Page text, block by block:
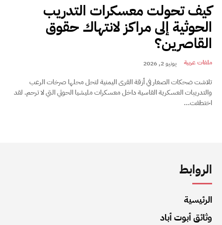
كيف تحولت معسكرات التدريب
الحوثية إلى مراكز لانتهاك حقوق
القاصرين؟
ملفات عربية يونيو 2, 2026
تلاشت ضحكات الصغار في أزقة القرى اليمنية لتحل محلها صرخات الرعب
والتدريبات العسكرية القاسية داخل معسكرات مليشيا الحوثي التي لا ترحم. لقد
اختطفت...
الروابط
الرئيسية
وثائق أبوت أباد